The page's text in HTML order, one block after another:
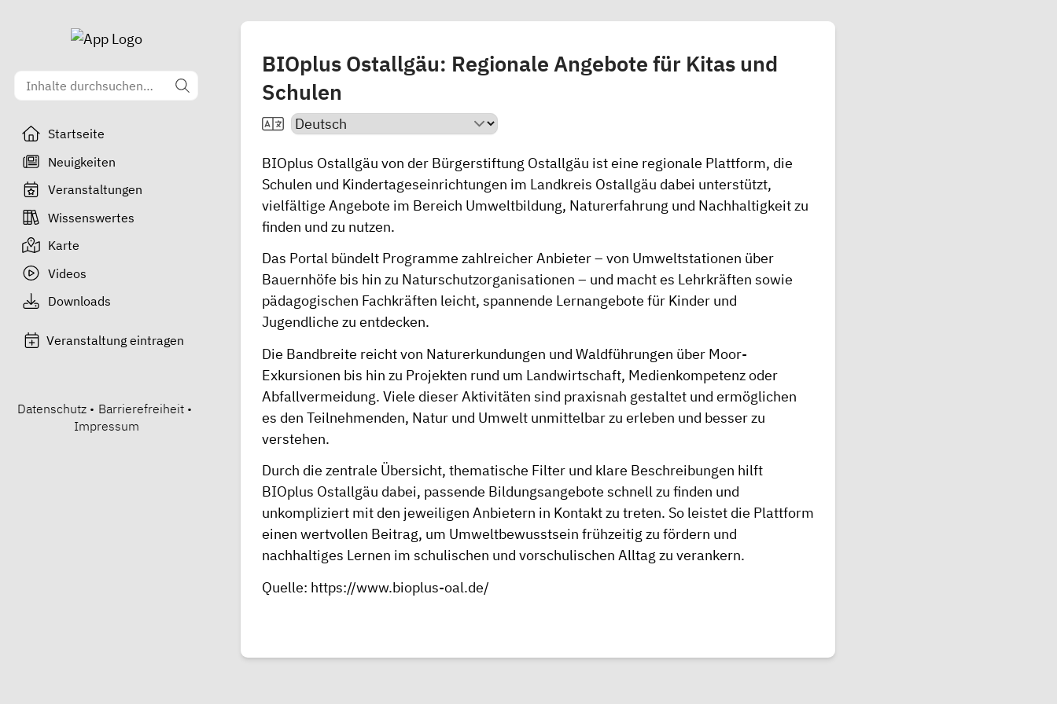
Startseite
Neuigkeiten
Veranstaltungen
Wissenswertes
Karte
Videos
Downloads
Veranstaltung eintragen
Datenschutz • Barrierefreiheit •
Impressum
BIOplus Ostallgäu: Regionale Angebote für Kitas und
Schulen
BIOplus Ostallgäu von der Bürgerstiftung Ostallgäu ist eine regionale Plattform, die
Schulen und Kindertageseinrichtungen im Landkreis Ostallgäu dabei unterstützt,
vielfältige Angebote im Bereich Umweltbildung, Naturerfahrung und Nachhaltigkeit zu
finden und zu nutzen.
Das Portal bündelt Programme zahlreicher Anbieter – von Umweltstationen über
Bauernhöfe bis hin zu Naturschutzorganisationen – und macht es Lehrkräften sowie
pädagogischen Fachkräften leicht, spannende Lernangebote für Kinder und
Jugendliche zu entdecken.
Die Bandbreite reicht von Naturerkundungen und Waldführungen über Moor-
Exkursionen bis hin zu Projekten rund um Landwirtschaft, Medienkompetenz oder
Abfallvermeidung. Viele dieser Aktivitäten sind praxisnah gestaltet und ermöglichen
es den Teilnehmenden, Natur und Umwelt unmittelbar zu erleben und besser zu
verstehen.
Durch die zentrale Übersicht, thematische Filter und klare Beschreibungen hilft
BIOplus Ostallgäu dabei, passende Bildungsangebote schnell zu finden und
unkompliziert mit den jeweiligen Anbietern in Kontakt zu treten. So leistet die Plattform
einen wertvollen Beitrag, um Umweltbewusstsein frühzeitig zu fördern und
nachhaltiges Lernen im schulischen und vorschulischen Alltag zu verankern.
Quelle: https://www.bioplus-oal.de/